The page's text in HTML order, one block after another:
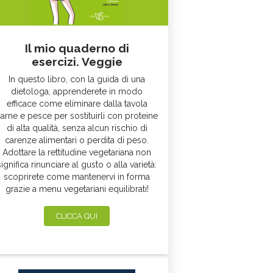
Il mio quaderno di
esercizi. Veggie
In questo libro, con la guida di una
dietologa, apprenderete in modo
efficace come eliminare dalla tavola
e pesce per sostituirli con proteine
di alta qualità, senza alcun rischio di
carenze alimentari o perdita di peso.
Adottare la rettitudine vegetariana non
rinunciare al gusto o alla varietà:
scoprirete come mantenervi in forma
grazie a menu vegetariani equilibrati!
CLICCA QUI